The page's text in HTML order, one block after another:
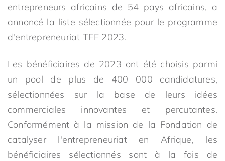
entrepreneurs africains de 54 pays africains, a
annoncé la liste sélectionnée pour le programme
d'entrepreneuriat TEF 2023.
Les bénéficiaires de 2023 ont été choisis parmi
un pool de plus de 400 000 candidatures,
sélectionnées sur la base de leurs idées
commerciales innovantes et percutantes.
Conformément à la mission de la Fondation de
catalyser l'entrepreneuriat en Afrique, les
bénéficiaires sélectionnés sont à la fois de